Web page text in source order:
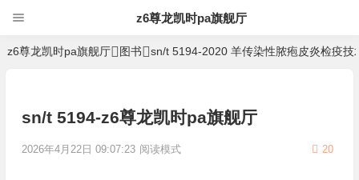
z6尊龙凯时pa旗舰厅
z6尊龙凯时pa旗舰厅 图书 sn/t 5194-2020 羊传染性脓疱皮炎检疫技
sn/t 5194-z6尊龙凯时pa旗舰厅
2026年4月22日 09:07:23 20
阅读模式